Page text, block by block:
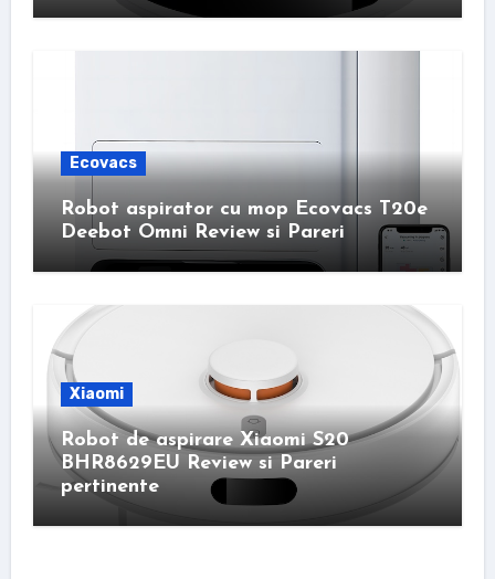
Ecovacs
Robot aspirator cu mop Ecovacs T20e
Deebot Omni Review si Pareri
Xiaomi
Robot de aspirare Xiaomi S20
BHR8629EU Review si Pareri
pertinente